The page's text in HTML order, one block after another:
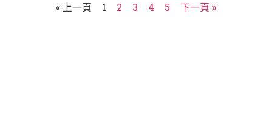
« 上一頁 1 2 3 4 5 下一頁 »